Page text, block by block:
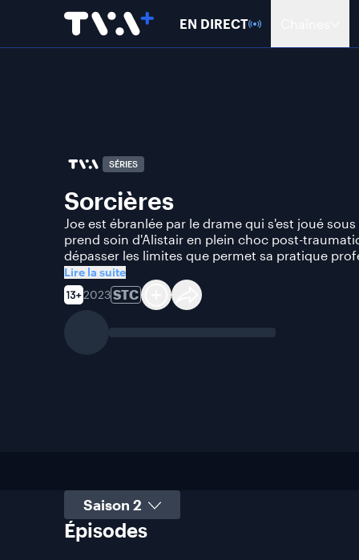
EN DIRECT
SÉRIES
Sorcières
Joe est ébranlée par le drame qui s'est joué sous
prend soin d'Alistair en plein choc post-
dépasser les limites que permet sa pratique
Lire la suite
2023STC
Sélectionner une saison
Épisodes